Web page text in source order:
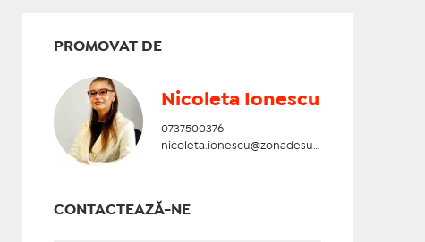
PROMOVAT DE
Nicoleta Ionescu
0737500376
CONTACTEAZĂ-NE